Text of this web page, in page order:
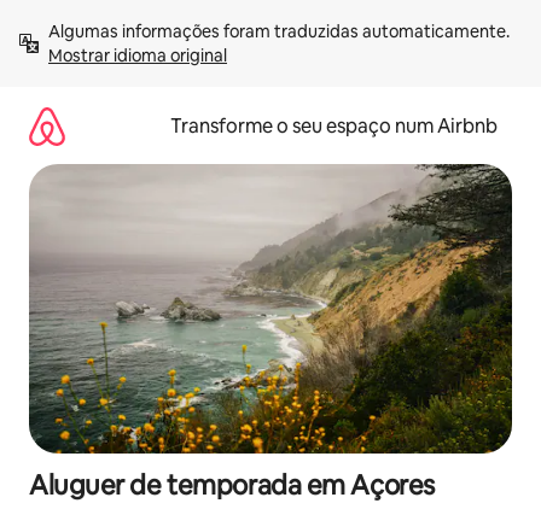
para
Mostrar idioma original
Transforme o seu espaço num Airbnb
Aluguer de temporada em Açores